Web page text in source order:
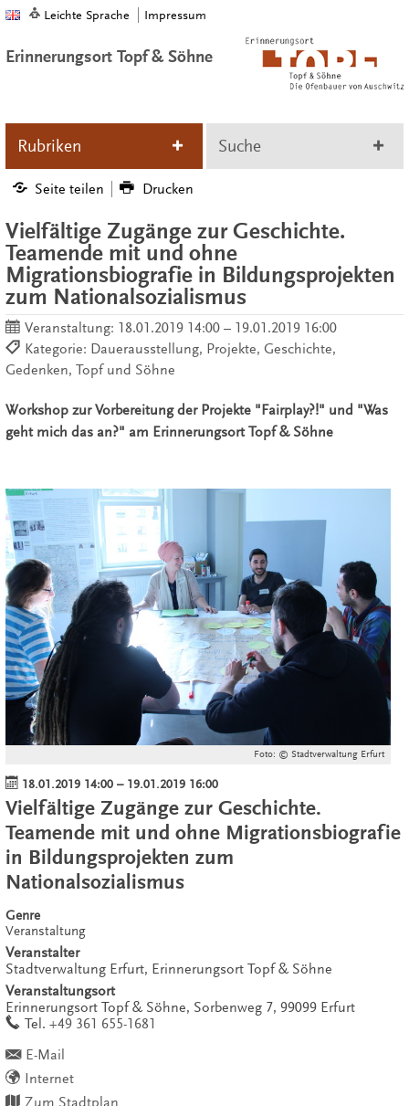
Leichte Sprache Impressum
Erinnerungsort Topf & Söhne
Rubriken Suche
Seite teilen Drucken
Vielfältige Zugänge zur Geschichte.
Teamende mit und ohne
Migrationsbiografie in Bildungsprojekten
zum Nationalsozialismus
Veranstaltung: 18.01.2019 14:00 – 19.01.2019 16:00
Kategorie: Dauerausstellung, Projekte, Geschichte,
Gedenken, Topf und Söhne
Workshop zur Vorbereitung der Projekte "Fairplay?!" und "Was
geht mich das an?" am Erinnerungsort Topf & Söhne
Foto: © Stadtverwaltung Erfurt
18.01.2019 14:00 – 19.01.2019 16:00
Vielfältige Zugänge zur Geschichte.
Teamende mit und ohne Migrationsbiografie
in Bildungsprojekten zum
Nationalsozialismus
Genre
Veranstaltung
Veranstalter
Stadtverwaltung Erfurt, Erinnerungsort Topf & Söhne
Veranstaltungsort
Erinnerungsort Topf & Söhne, Sorbenweg 7, 99099 Erfurt
work
Tel. +49 361 655-1681
E-Mail
Internet
Zum Stadtplan